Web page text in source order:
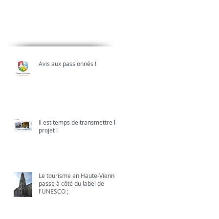
Avis aux passionnés !
Il est temps de transmettre le
projet !
Le tourisme en Haute-Vienne
passe à côté du label de
l'UNESCO ;